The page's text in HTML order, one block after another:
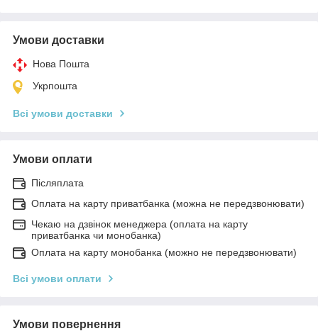
Умови доставки
Нова Пошта
Укрпошта
Всі умови доставки
Умови оплати
Післяплата
Оплата на карту приватбанка (можна не передзвонювати)
Чекаю на дзвінок менеджера (оплата на карту
приватбанка чи монобанка)
Оплата на карту монобанка (можно не передзвонювати)
Всі умови оплати
Умови повернення